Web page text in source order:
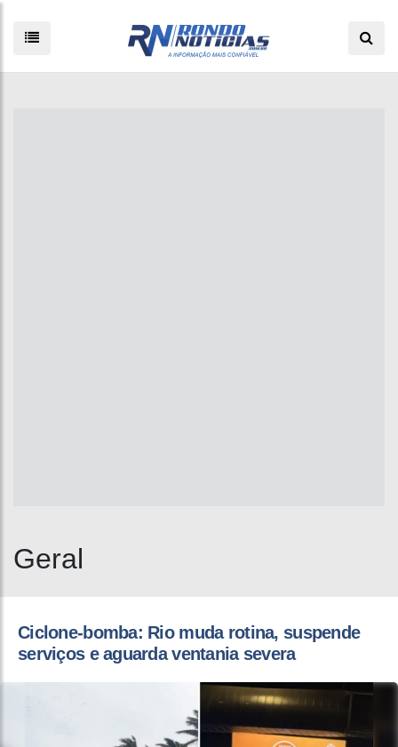
Geral
Ciclone-bomba: Rio muda rotina, suspende
serviços e aguarda ventania severa